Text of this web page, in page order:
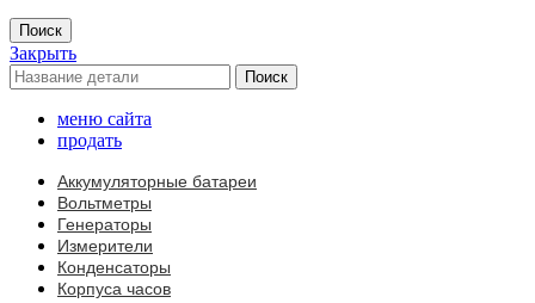
Поиск
Закрыть
Поиск
меню сайта
продать
Аккумуляторные батареи
Вольтметры
Генераторы
Измерители
Конденсаторы
Корпуса часов